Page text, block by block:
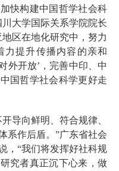
快构建中国哲学社会科
大学国际关系学院院长
区在地化研究中，努力
力提升传播内容的亲和
外开放’，完善中印、中
国哲学社会科学更好走
导向鲜明、符合规律、
系作后盾。”广东省社会
，“我们将发挥好社科规
究者真正沉下心来，做